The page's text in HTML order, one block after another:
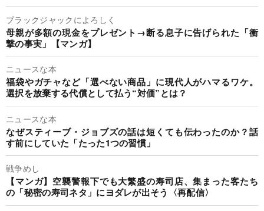
ブラックジャックによろしく
母親が多額の現金をプレゼント→断る息子に告げられた「衝
撃の事実」【マンガ】
ニュースな本
福袋やガチャなど「選べない商品」に現代人がハマるワケ。
選択を放棄する代償として払う“対価”とは？
ニュースな本
なぜスティーブ・ジョブズの話は短くても伝わったのか？話
す前にしていた「たった1つの習慣」
戦争めし
【マンガ】空襲警報下でも大繁盛の寿司店、集まった客たち
の「秘密の寿司ネタ」にヨダレが出そう〈再配信〉